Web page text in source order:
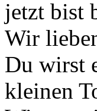
jetzt bist
Wir
Du wirst
kleinen